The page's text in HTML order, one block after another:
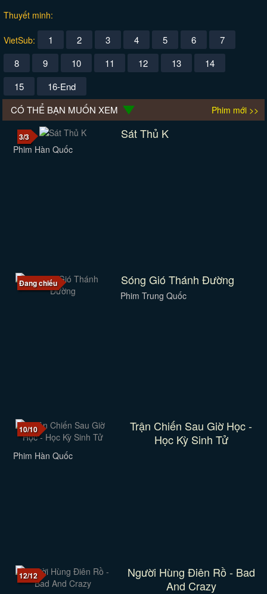
Thuyết minh:
VietSub: 1 2 3 4 5 6
7
8
9 10 11 12 13
14
15
16-End
CÓ THỂ BẠN MUỐN XEM
Phim mới >>
3/3 Sát Thủ K
Phim Hàn Quốc
Đang chiếu Sóng Gió Thánh Đường
Phim Trung Quốc
10/10
Trận Chiến Sau Giờ Học -
Học Kỳ Sinh Tử
Phim Hàn Quốc
12/12
Người Hùng Điên Rồ - Bad
And Crazy